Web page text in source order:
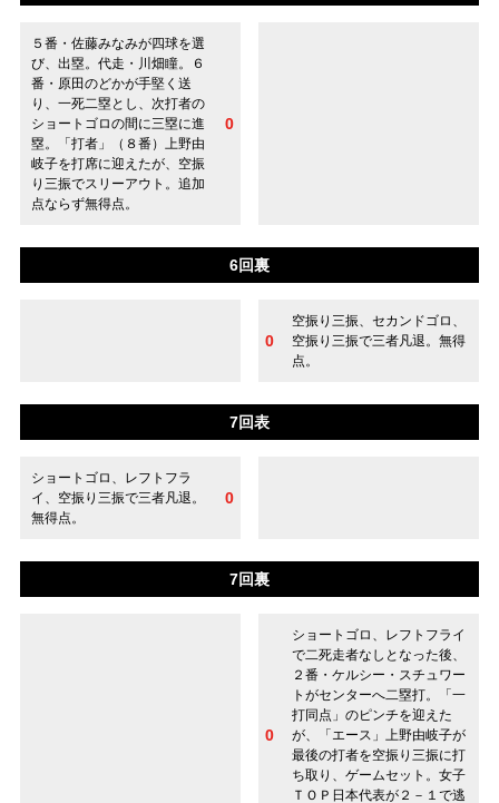
５番・佐藤みなみが四球を選
び、出塁。代走・川畑瞳。６
番・原田のどかが手堅く送
り、一死二塁とし、次打者の
ショートゴロの間に三塁に進
塁。「打者」（８番）上野由
岐子を打席に迎えたが、空振
り三振でスリーアウト。追加
点ならず無得点。
0
6回裏
空振り三振、セカンドゴロ、
空振り三振で三者凡退。無得
点。
0
7回表
ショートゴロ、レフトフラ
イ、空振り三振で三者凡退。
無得点。
0
7回裏
ショートゴロ、レフトフライ
で二死走者なしとなった後、
２番・ケルシー・スチュワー
トがセンターへ二塁打。「一
打同点」のピンチを迎えた
が、「エース」上野由岐子が
最後の打者を空振り三振に打
ち取り、ゲームセット。女子
ＴＯＰ日本代表が２－１で逃
0